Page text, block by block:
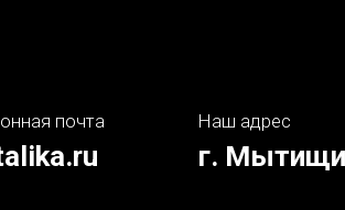
почта Наш адрес
г.